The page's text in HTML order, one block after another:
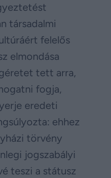
társadalmi
felelős
elmondása
tett arra,
fogja,
eredeti
ehhez
törvény
jogszabályi
teszi a státusz